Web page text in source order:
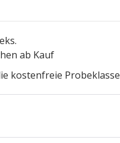
ab Kauf
kostenfreie Probeklasse